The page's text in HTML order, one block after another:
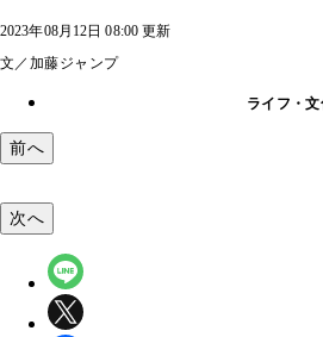
2023年08月12日 08:00 更新
文／加藤ジャンプ
ライフ・
前へ
次へ